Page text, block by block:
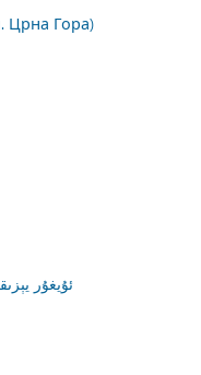
Црна Гора)
ئۇيغۇر